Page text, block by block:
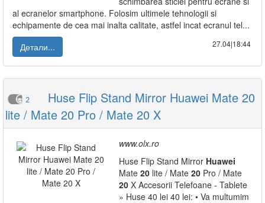
al ecranelor smartphone. Folosim ultimele tehnologii si
echipamente de cea mai inalta calitate, astfel incat ecranul tel...
Детали...
27.04|18:44
2
Huse Flip Stand Mirror Huawei Mate 20
lite / Mate 20 Pro / Mate 20 X
www.olx.ro
Huse Flip Stand Mirror Huawei
Mate 20 lite / Mate 20 Pro / Mate
20 X Accesorii Telefoane - Tablete
» Huse 40 lei 40 lei: • Va multumim